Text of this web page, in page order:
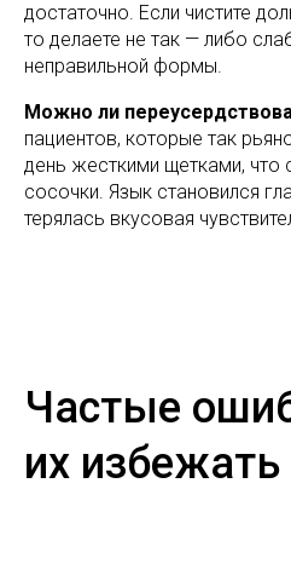
достаточно. Если чистите
то делаете не так — либо
неправильной формы.
Можно ли
пациентов, которые так
день жесткими щетками, что
сосочки. Язык становился
терялась вкусовая
Частые
их избежать